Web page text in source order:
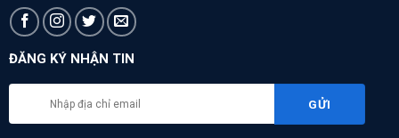
ĐĂNG KÝ NHẬN TIN